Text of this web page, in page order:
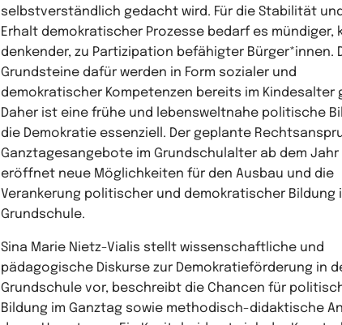
selbstverständlich gedacht wird. Für die Stabilität
Erhalt demokratischer Prozesse bedarf es mündiger,
denkender, zu Partizipation befähigter Bürger*innen.
Grundsteine dafür werden in Form sozialer und
demokratischer Kompetenzen bereits im Kindesalter
Daher ist eine frühe und lebensweltnahe politische
die Demokratie essenziell. Der geplante
Ganztagesangebote im Grundschulalter ab dem Jahr
eröffnet neue Möglichkeiten für den Ausbau und die
Verankerung politischer und demokratischer Bildung
Grundschule.
Sina Marie Nietz-Vialis stellt wissenschaftliche und
pädagogische Diskurse zur Demokratieförderung in
Grundschule vor, beschreibt die Chancen für
Bildung im Ganztag sowie methodisch-didaktische